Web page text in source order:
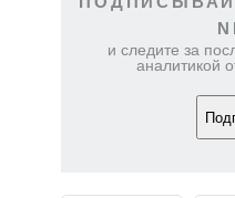
и следите за
аналитикой